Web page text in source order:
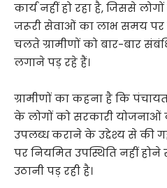
कार्य नहीं हो रहा है, जिससे
जरूरी सेवाओं का लाभ समय पर
चलते ग्रामीणों को बार-बार
लगाने पड़ रहे हैं।
ग्रामीणों का कहना है कि
के लोगों को सरकारी योजनाओं
उपलब्ध कराने के उद्देश्य से की
पर नियमित उपस्थिति नहीं
उठानी पड़ रही है।